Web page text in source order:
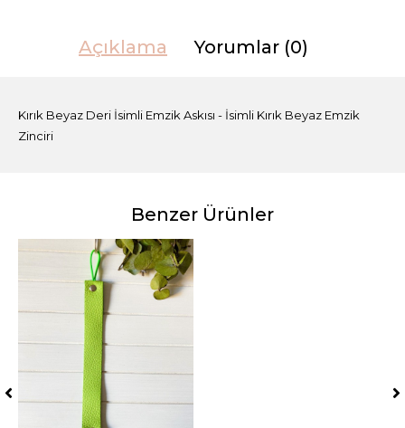
Açıklama Yorumlar (0)
Kırık Beyaz Deri İsimli Emzik Askısı - İsimli Kırık Beyaz Emzik
Zinciri
Benzer Ürünler